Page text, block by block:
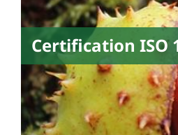
Certification ISO